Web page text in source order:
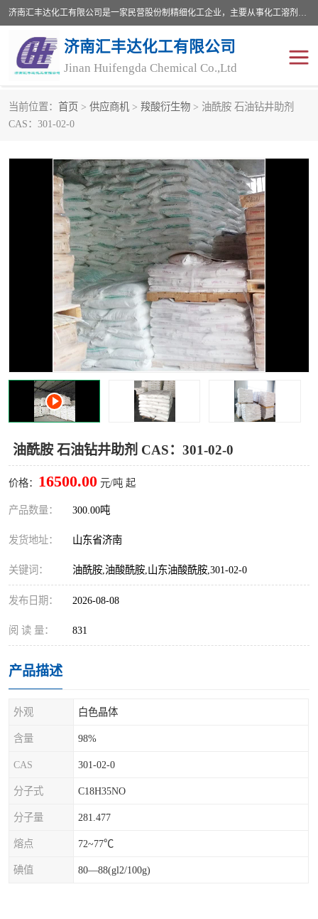
济南汇丰达化工有限公司是一家民营股份制精细化工企业，主要从事化工溶剂、药用辅料、合成中间体等深加工产品的研制开发、生产、销售和进出口贸易。主营产品：环氧丙烷，十二烷基苯，甲基磺酸，磺酸，DMF，DMAC，甘油，苯甲醇，乙酰氯，甲基丙烯酸，甲基丙烯酸甲酯，叔丁醇，异辛酸，二乙烯三胺，一乙，二乙‎，三乙醇胺，原乙酸三甲酯等化工产品及中间体。欢迎各界朋友洽谈咨询业务。
济南汇丰达化工有限公司
Jinan Huifengda Chemical Co.,Ltd
当前位置： 首页 > 供应商机 > 羧酸衍生物 > 油酰胺 石油钻井助剂
CAS：301-02-0
油酰胺 石油钻井助剂 CAS：301-02-0
价格： 16500.00 元/吨 起
产品数量： 300.00吨
发货地址： 山东省济南
关键词： 油酰胺,油酸酰胺,山东油酸酰胺,301-02-0
发布日期： 2026-08-08
阅 读 量： 831
产品描述
外观 白色晶体
含量 98%
CAS 301-02-0
分子式 C18H35NO
分子量 281.477
熔点 72~77℃
碘值 80—88(gl2/100g)
胺类
醇类 醚类
酚类
羧酸衍生物 无机化工原料
无机盐 有机溶剂
添加剂助剂 十二烷基苯
十二烷基苯磺酸 甲醇钠
乙醇钠 三乙胺
丙二醇甲醚醋酸酯 丙酸乙酯
醛类
酯类
烷烃化工原料 合成中间体